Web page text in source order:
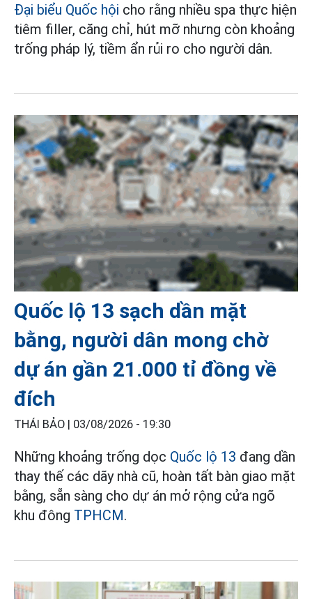
Đại biểu Quốc hội cho rằng nhiều spa thực hiện
tiêm filler, căng chỉ, hút mỡ nhưng còn khoảng
trống pháp lý, tiềm ẩn rủi ro cho người dân.
Quốc lộ 13 sạch dần mặt
bằng, người dân mong chờ
dự án gần 21.000 tỉ đồng về
đích
THÁI BẢO | 03/08/2026 - 19:30
Những khoảng trống dọc Quốc lộ 13 đang dần
thay thế các dãy nhà cũ, hoàn tất bàn giao mặt
bằng, sẵn sàng cho dự án mở rộng cửa ngõ
khu đông TPHCM.